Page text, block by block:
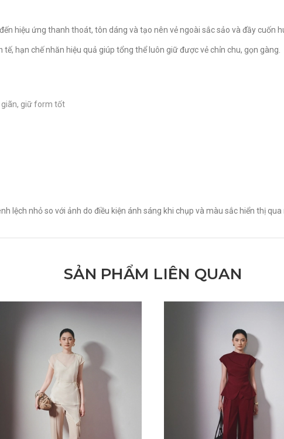
hiệu ứng thanh thoát, tôn dáng và tạo nên vẻ ngoài sắc sảo và đầy cuốn
hạn chế nhăn hiệu quả giúp tổng thể luôn giữ được vẻ chỉn chu, gọn gàng.
giãn, giữ form tốt
lệch nhỏ so với ảnh do điều kiện ánh sáng khi chụp và màu sắc hiển thị
SẢN PHẨM LIÊN QUAN